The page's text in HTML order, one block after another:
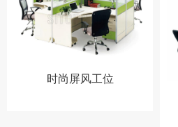
时尚屏风工位